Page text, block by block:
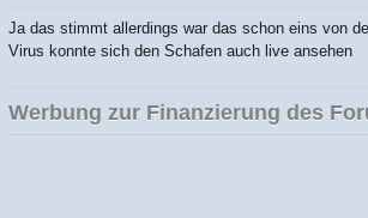
Ja das stimmt allerdings war das schon eins von
Virus konnte sich den Schafen auch live ansehen
Werbung zur Finanzierung des